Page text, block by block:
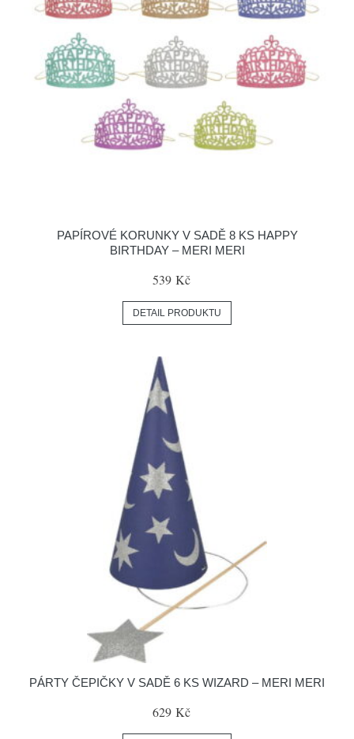
PAPÍROVÉ KORUNKY V SADĚ 8 KS HAPPY
BIRTHDAY – MERI MERI
539 Kč
DETAIL PRODUKTU
PÁRTY ČEPIČKY V SADĚ 6 KS WIZARD – MERI MERI
629 Kč